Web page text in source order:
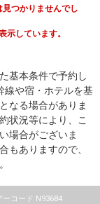
つかりませんでし
示しています。
基本条件で予約し
線や宿・ホテルを基
なる場合がありま
状況等により、こ
場合がございま
もありますので、
ーコード N93684